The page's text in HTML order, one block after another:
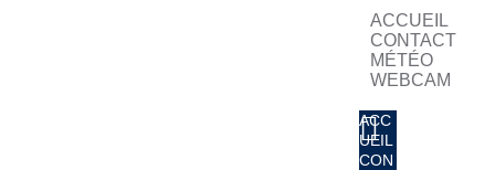
ACCUEIL
CONTACT
MÉTÉO
WEBCAM
ACC
UEIL
CON